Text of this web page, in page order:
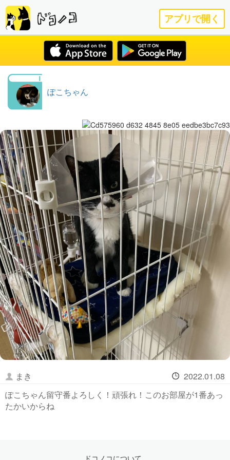
アプリで開く
ぽこちゃん
まき
2022.01.08
ぽこちゃん留守番よろしく！頑張れ！このお部屋が1番あっ
たかいからね